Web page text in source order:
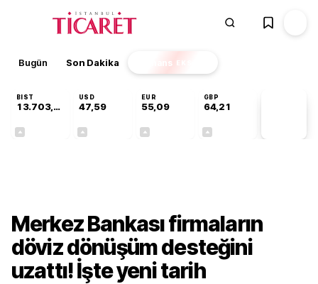
Bugün Son Dakika Finans EKSTRA
BIST
13.703,13
USD
47,59
EUR
55,09
GBP
64,21
Merkez Bankası firmaların
döviz dönüşüm desteğini
uzattı! İşte yeni tarih